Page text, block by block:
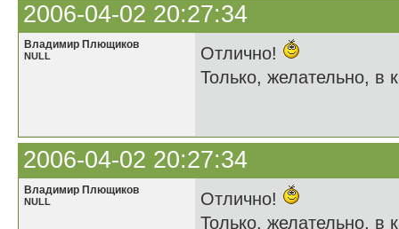
2006-04-02 20:27:34
Владимир Плющиков
NULL
Отлично!
Только, желательно, в
2006-04-02 20:27:34
Владимир Плющиков
NULL
Отлично!
Только, желательно, в